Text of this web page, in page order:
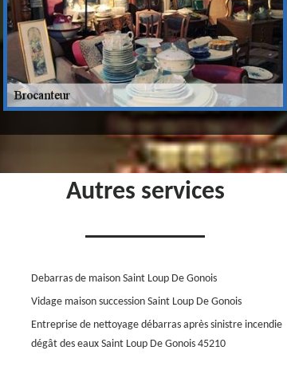
Autres services
Debarras de maison Saint Loup De Gonois
Vidage maison succession Saint Loup De Gonois
Entreprise de nettoyage débarras après sinistre incendie
dégât des eaux Saint Loup De Gonois 45210